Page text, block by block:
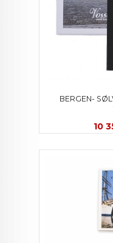
BERGEN-
10